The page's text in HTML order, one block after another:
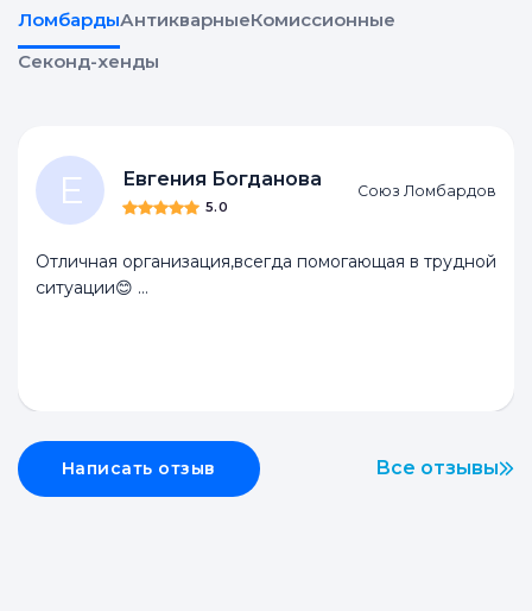
ЛомбардыАнтикварныеКомиссионные
Секонд-хенды
Все отзывы
Е Евгения Богданова
5.0
Союз Ломбардов
Отличная организация,всегда помогающая в трудной
ситуации😊 …
Написать отзыв